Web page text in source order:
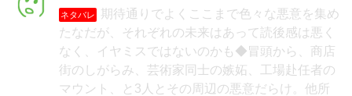
ネタバレ
期待通りでよくここまで色々な悪意を集め
たなだが、それぞれの未来はあって読後感は悪く
なく、イヤミスではないのかも◆冒頭から、商店
街のしがらみ、芸術家同士の嫉妬、工場赴任者の
マウント、と3人とその周辺の悪意だらけ。他所